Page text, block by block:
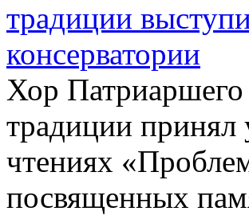
традиции
консерватории
Хор Патриаршего
традиции принял
чтениях
посвященных